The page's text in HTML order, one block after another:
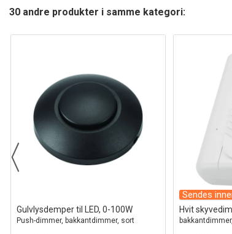
30 andre produkter i samme kategori:
Gulvlysdemper til LED, 0-100W
Push-dimmer, bakkantdimmer, sort
Sendes
Hvit